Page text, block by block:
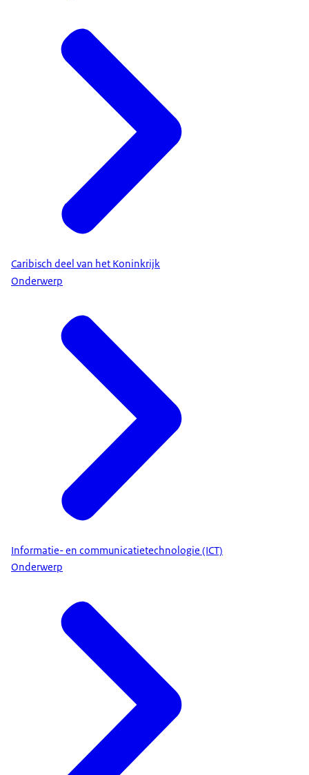
Caribisch deel van het Koninkrijk
Onderwerp
Informatie- en communicatietechnologie (ICT)
Onderwerp